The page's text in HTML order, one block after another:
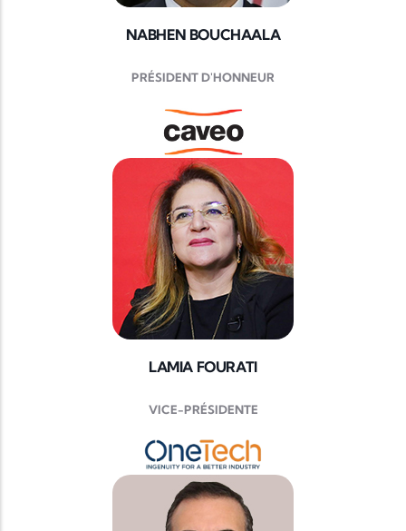
NABHEN BOUCHAALA
PRÉSIDENT D'HONNEUR
LAMIA FOURATI
VICE-PRÉSIDENTE